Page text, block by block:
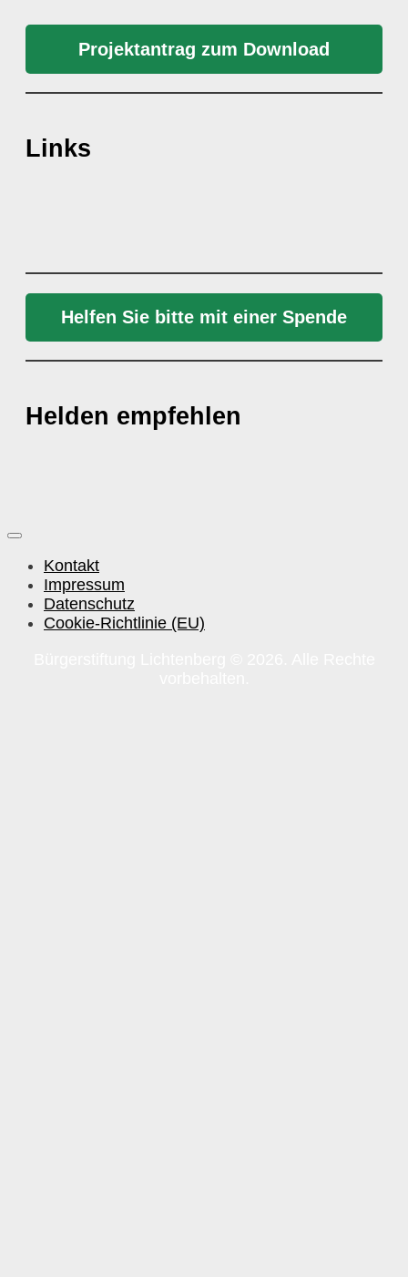
Projektantrag zum Download
Links
Helfen Sie bitte mit einer Spende
Helden empfehlen
Kontakt
Impressum
Datenschutz
Cookie-Richtlinie (EU)